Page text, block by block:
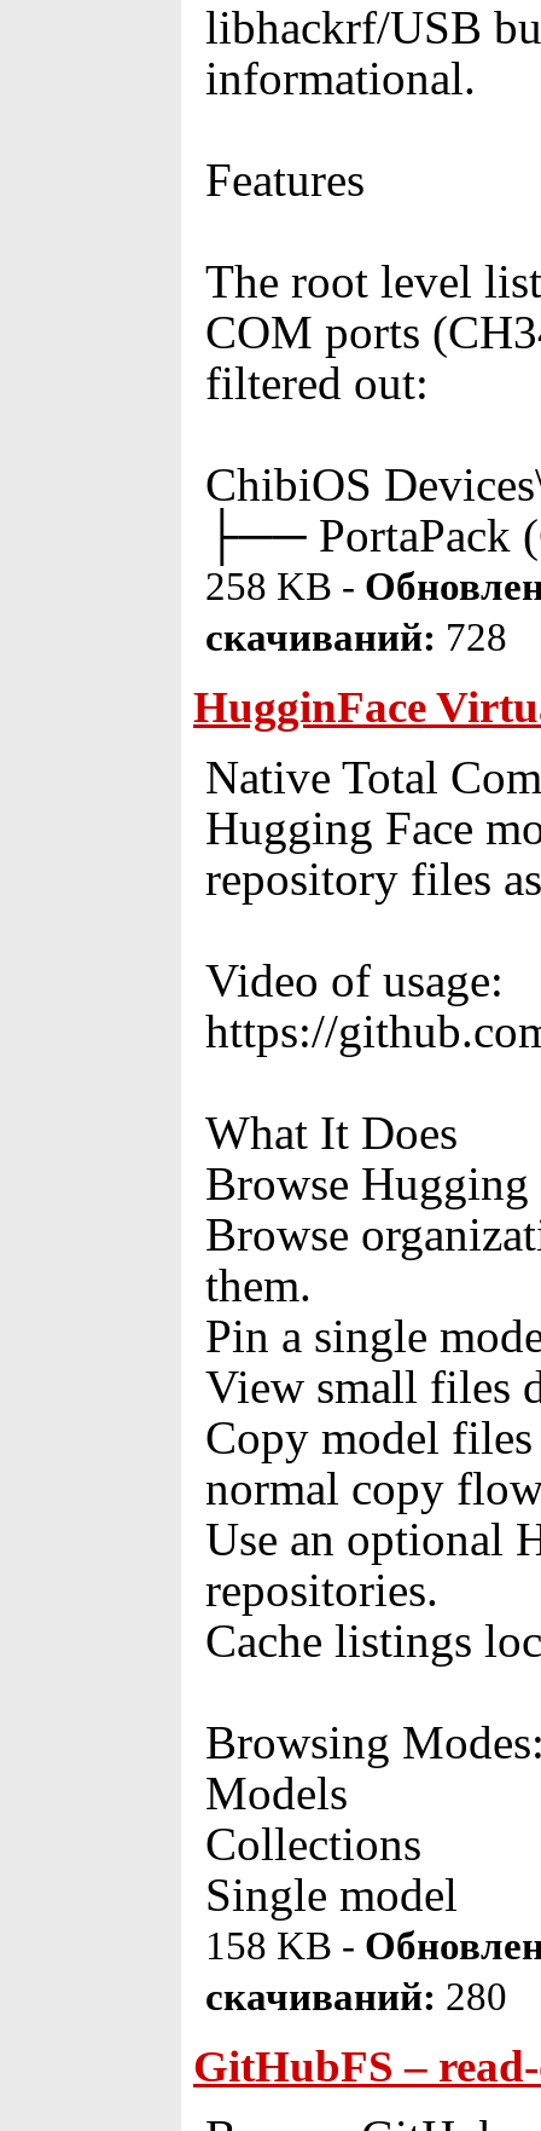
libhackrf/USB
informational.
Features
The root level
COM ports
filtered out:
ChibiOS
├── PortaPack
258 KB -
скачиваний: 728
HugginFace
Native Total
Hugging Face
repository files
Video of usage:
https://
What It Does
Browse Hugging
Browse
them.
Pin a single
View small files
Copy model
normal copy
Use an optional
repositories.
Cache listings
Browsing
Models
Collections
Single model
158 KB -
скачиваний: 280
GitHubFS –